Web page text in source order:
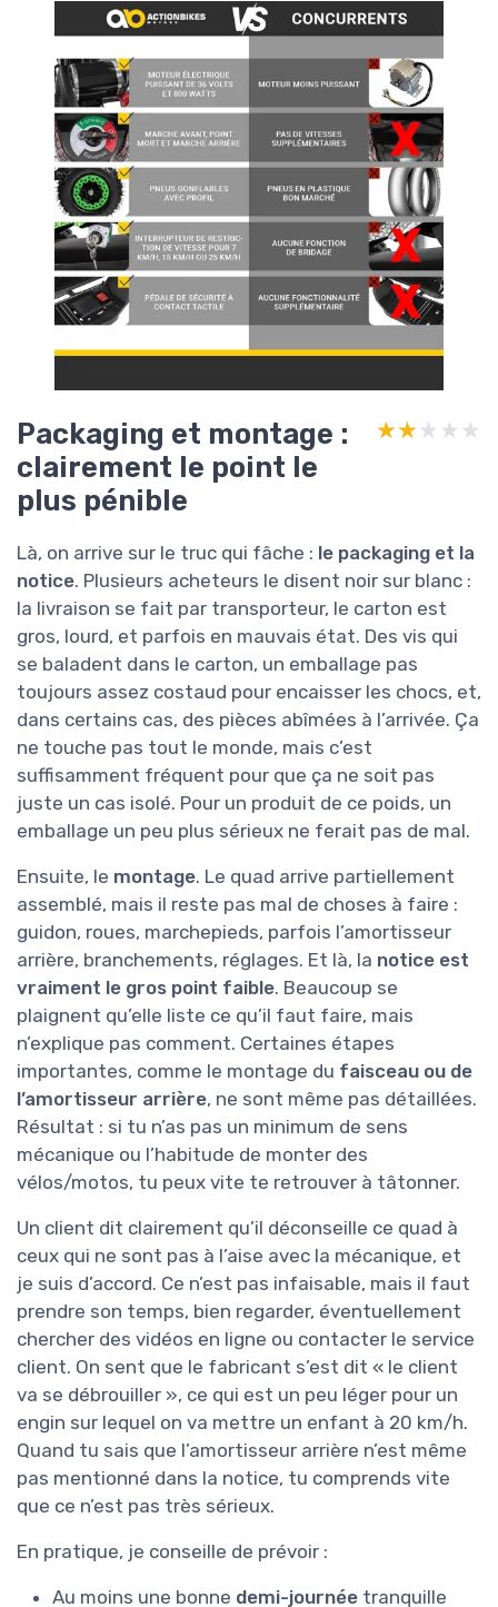
Packaging et montage :
clairement le point le
plus pénible
★★★★★
★★★★★
Là, on arrive sur le truc qui fâche : le packaging et la
notice. Plusieurs acheteurs le disent noir sur blanc :
la livraison se fait par transporteur, le carton est
gros, lourd, et parfois en mauvais état. Des vis qui
se baladent dans le carton, un emballage pas
toujours assez costaud pour encaisser les chocs, et,
dans certains cas, des pièces abîmées à l’arrivée. Ça
ne touche pas tout le monde, mais c’est
suffisamment fréquent pour que ça ne soit pas
juste un cas isolé. Pour un produit de ce poids, un
emballage un peu plus sérieux ne ferait pas de mal.
Ensuite, le montage. Le quad arrive partiellement
assemblé, mais il reste pas mal de choses à faire :
guidon, roues, marchepieds, parfois l’amortisseur
arrière, branchements, réglages. Et là, la notice est
vraiment le gros point faible. Beaucoup se
plaignent qu’elle liste ce qu’il faut faire, mais
n’explique pas comment. Certaines étapes
importantes, comme le montage du faisceau ou de
l’amortisseur arrière, ne sont même pas détaillées.
Résultat : si tu n’as pas un minimum de sens
mécanique ou l’habitude de monter des
vélos/motos, tu peux vite te retrouver à tâtonner.
Un client dit clairement qu’il déconseille ce quad à
ceux qui ne sont pas à l’aise avec la mécanique, et
je suis d’accord. Ce n’est pas infaisable, mais il faut
prendre son temps, bien regarder, éventuellement
chercher des vidéos en ligne ou contacter le service
client. On sent que le fabricant s’est dit « le client
va se débrouiller », ce qui est un peu léger pour un
engin sur lequel on va mettre un enfant à 20 km/h.
Quand tu sais que l’amortisseur arrière n’est même
pas mentionné dans la notice, tu comprends vite
que ce n’est pas très sérieux.
En pratique, je conseille de prévoir :
Au moins une bonne demi-journée tranquille